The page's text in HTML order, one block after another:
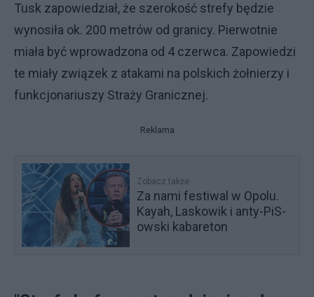
Tusk zapowiedział, że szerokość strefy będzie
wynosiła ok. 200 metrów od granicy. Pierwotnie
miała być wprowadzona od 4 czerwca. Zapowiedzi
te miały związek z atakami na polskich żołnierzy i
funkcjonariuszy Straży Granicznej.
Reklama
Zobacz także
Za nami festiwal w Opolu.
Kayah, Laskowik i anty-PiS-
owski kabareton